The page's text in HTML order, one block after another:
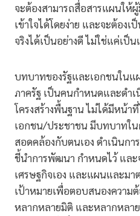
จะต้องสามารถสื่อสารแผนให้
เข้าใจได้โดยง่าย และจะต้อง
จริงได้เป็นอย่างดี ไม่ใช่แค่เป็
บทบาทของรัฐและเอกชนในแ
ภาครัฐ เป็นคนกำหนดและดำเ
โครงสร้างพื้นฐาน ไม่ได้มีหน้
เอกชน/ประชาชน มีบทบาทใ
สอดคล้องกับตนเอง ดำเนินก
ชี้นำการพัฒนา กำหนดไว้ และ
เศรษฐกิจเอง และแผนและมา
เป้าหมายเพื่อตอบสนองความ
หลากหลายมิติ และหลากหลาย